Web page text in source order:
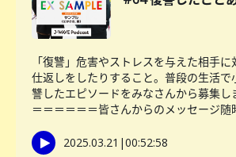
「復讐」危害やストレスを与えた相手
仕返しをしたりすること。普段の生活で
讐したエピソードをみなさんから募集し
＝＝＝＝＝＝皆さんからのメッセージ随
2025.03.21 |00:52:58